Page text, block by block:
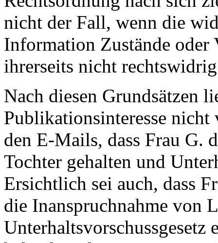
nicht der Fall, wenn die
Information Zustände oder
ihrerseits nicht
Nach diesen Grundsätzen
Publikationsinteresse nicht
den E-Mails, dass Frau G.
Tochter gehalten und
Ersichtlich sei auch, dass
die Inanspruchnahme von
Unterhaltsvorschussgesetz